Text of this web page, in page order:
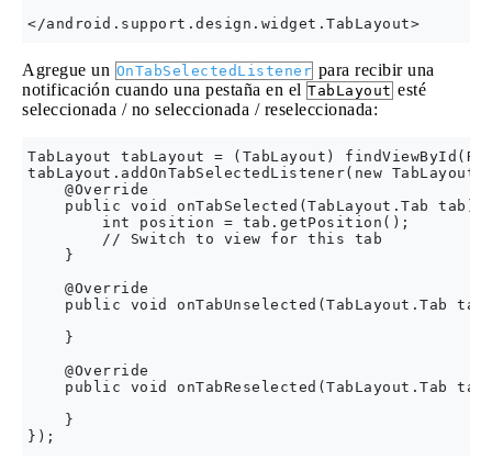
Agregue un OnTabSelectedListener para recibir una
notificación cuando una pestaña en el TabLayout esté
seleccionada / no seleccionada / reseleccionada:
TabLayout tabLayout = (TabLayout)
tabLayout.addOnTabSelectedListener(new
    @Override
public void onTabSelected(TabLayout.Tab tab)
        int position = tab.getPosition();
        // Switch to view for this tab
    }
    @Override
public void onTabUnselected(TabLayout.Tab
    }
    @Override
public void onTabReselected(TabLayout.Tab
    }